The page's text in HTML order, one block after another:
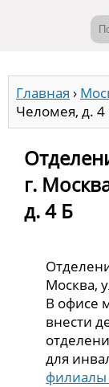
Главная ›
Челомея, д. 4
г.
д. 4 Б
Москва,
В офисе
внести
для
филиалы